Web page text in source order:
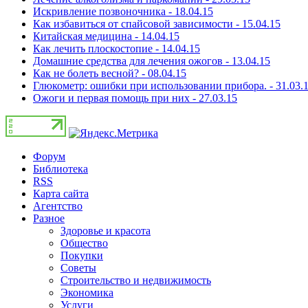
Искривление позвоночника - 18.04.15
Как избавиться от спайсовой зависимости - 15.04.15
Китайская медицина - 14.04.15
Как лечить плоскостопие - 14.04.15
Домашние средства для лечения ожогов - 13.04.15
Как не болеть весной? - 08.04.15
Глюкометр: ошибки при использовании прибора. -
Ожоги и первая помощь при них - 27.03.15
Форум
Библиотека
RSS
Карта сайта
Агентство
Разное
Здоровье и красота
Общество
Покупки
Советы
Строительство и недвижимость
Экономика
Услуги